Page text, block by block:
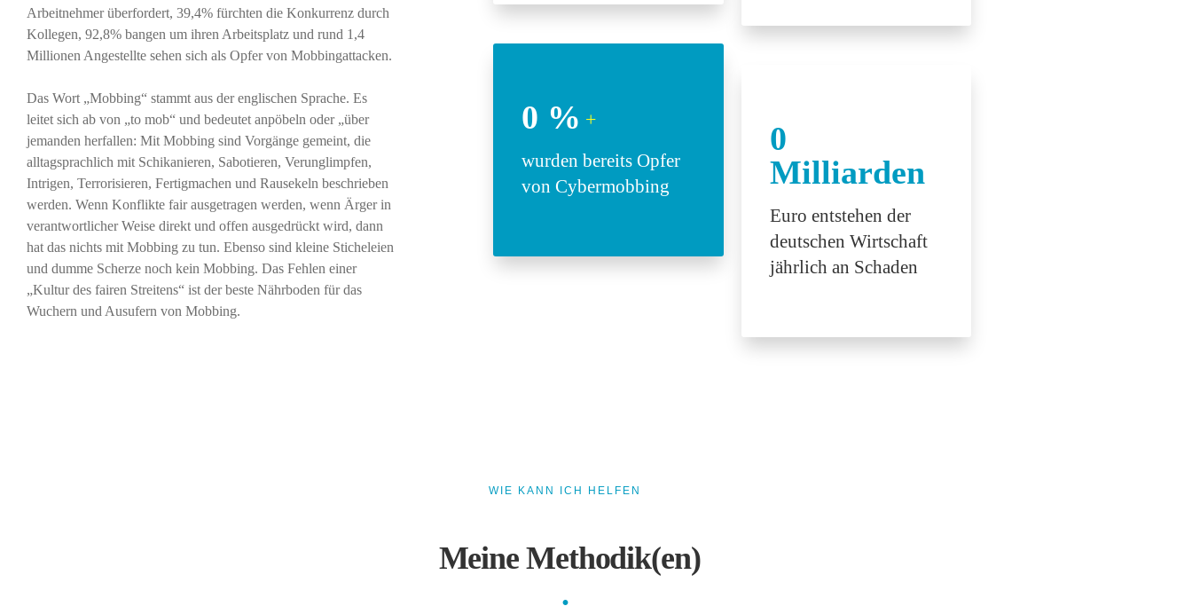
Arbeitnehmer überfordert, 39,4% fürchten die Konkurrenz durch
Kollegen, 92,8% bangen um ihren Arbeitsplatz und rund 1,4
Millionen Angestellte sehen sich als Opfer von Mobbingattacken.
Das Wort „Mobbing“ stammt aus der englischen Sprache. Es
leitet sich ab von „to mob“ und bedeutet anpöbeln oder „über
jemanden herfallen: Mit Mobbing sind Vorgänge gemeint, die
alltagsprachlich mit Schikanieren, Sabotieren, Verunglimpfen,
Intrigen, Terrorisieren, Fertigmachen und Rausekeln beschrieben
werden. Wenn Konflikte fair ausgetragen werden, wenn Ärger in
verantwortlicher Weise direkt und offen ausgedrückt wird, dann
hat das nichts mit Mobbing zu tun. Ebenso sind kleine Sticheleien
und dumme Scherze noch kein Mobbing. Das Fehlen einer
„Kultur des fairen Streitens“ ist der beste Nährboden für das
Wuchern und Ausufern von Mobbing.
0 %+
wurden bereits Opfer
von Cybermobbing
0
Milliarden
Euro entstehen der
deutschen Wirtschaft
jährlich an Schaden
WIE KANN ICH HELFEN
Meine Methodik(en)
.